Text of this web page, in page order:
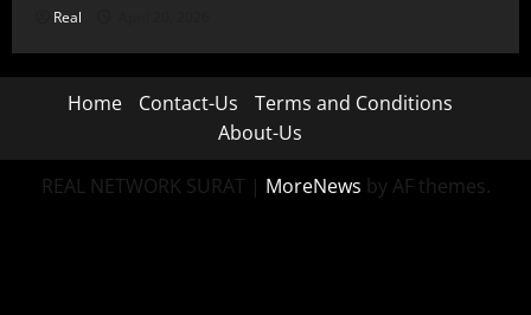
Real
Home Contact-Us
Terms and Conditions
About-Us
REAL NETWORK SURAT | MoreNews by AF themes.